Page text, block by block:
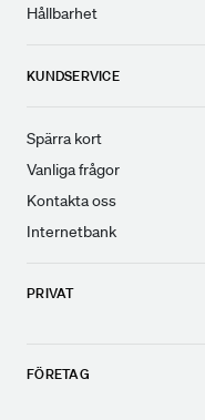
Hållbarhet
KUNDSERVICE
Spärra kort
Vanliga frågor
Kontakta oss
Internetbank
PRIVAT
FÖRETAG